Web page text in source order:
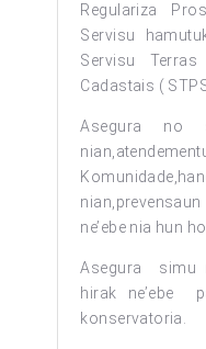
Regulariza
Servisu
Servisu
Cadastais (
Asegura no
ne’ebe nia hun
Asegura simu
hirak ne’ebe
konservatoria.